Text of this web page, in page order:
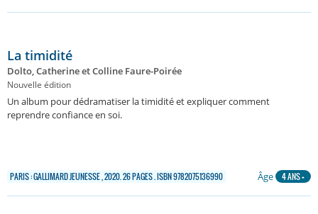
La timidité
Dolto, Catherine et Colline Faure-Poirée
Nouvelle édition
Un album pour dédramatiser la timidité et expliquer comment
reprendre confiance en soi.
PARIS : GALLIMARD JEUNESSE , 2020. 26 PAGES . ISBN 9782075136990 Âge 4 ANS +